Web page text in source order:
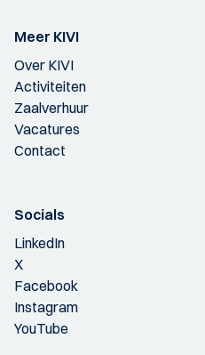
Meer KIVI
Over KIVI
Activiteiten
Zaalverhuur
Vacatures
Contact
Socials
LinkedIn
X
Facebook
Instagram
YouTube